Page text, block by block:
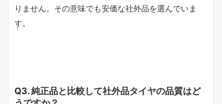
りません。その意味でも安価な社外品を選んでいま
す。
Q3. 純正品と比較して社外品タイヤの品質はど